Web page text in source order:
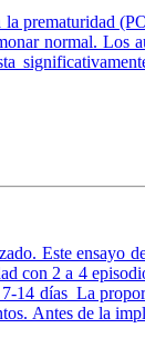
prematuridad
normal. Los
Este ensayo
con 2 a 4
14 días La
Antes de la